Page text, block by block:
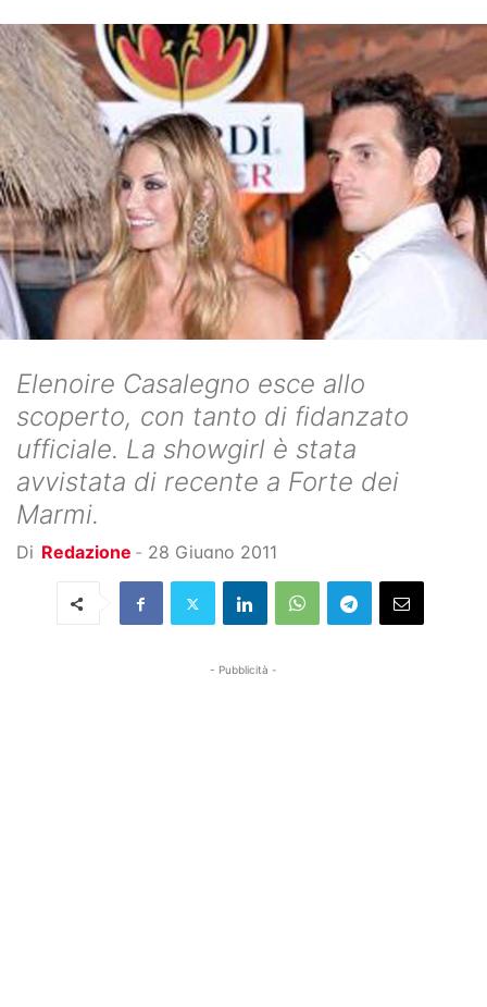
Elenoire Casalegno esce allo
scoperto, con tanto di fidanzato
ufficiale. La showgirl è stata
avvistata di recente a Forte dei
Marmi.
Di Redazione - 28 Giugno 2011
- Pubblicità -